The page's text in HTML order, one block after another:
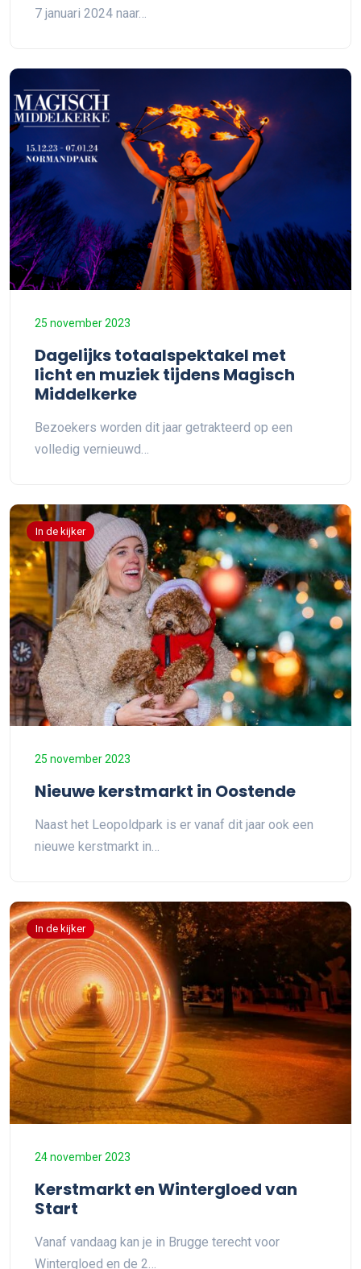
7 januari 2024 naar…
25 november 2023
Dagelijks totaalspektakel met
licht en muziek tijdens Magisch
Middelkerke
Bezoekers worden dit jaar getrakteerd op een
volledig vernieuwd…
In de kijker
25 november 2023
Nieuwe kerstmarkt in Oostende
Naast het Leopoldpark is er vanaf dit jaar ook een
nieuwe kerstmarkt in…
In de kijker
24 november 2023
Kerstmarkt en Wintergloed van
Start
Vanaf vandaag kan je in Brugge terecht voor
Wintergloed en de 2…